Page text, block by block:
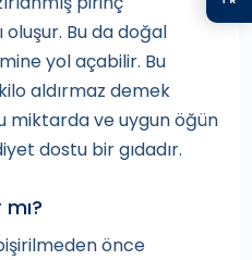
Bu da doğal
yol açabilir. Bu
aldırmaz demek
miktarda ve uygun öğün
dostu bir gıdadır.
önce